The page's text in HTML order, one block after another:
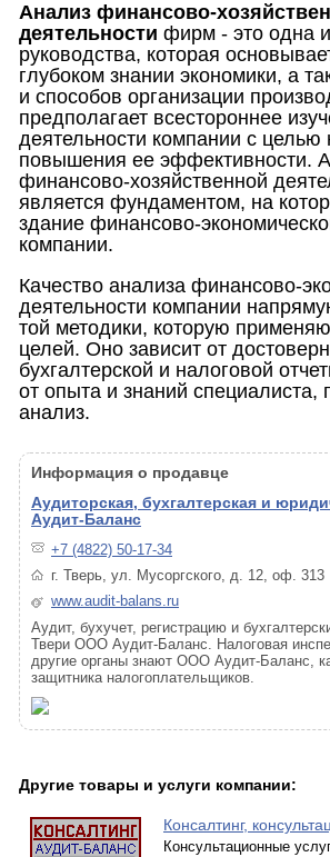
Анализ финансово-
деятельности фирм - это одна
руководства, которая
глубоком знании экономики, а
и способов организации
предполагает всестороннее
деятельности компании с целью
повышения ее эффективности.
финансово-хозяйственной
является фундаментом, на
здание финансово-
компании.
Качество анализа финансово-
деятельности компании
той методики, которую
целей. Оно зависит от
бухгалтерской и налоговой
от опыта и знаний специалиста,
анализ.
Информация о продавце
Аудиторская, бухгалтерская и
Аудит-Баланс
+7 (4822) 50-17-34
г. Тверь, ул. Мусоргского, д. 12, оф. 313
www.audit-balans.ru
Аудит, бухучет, регистрацию и
Твери ООО Аудит-Баланс. Налоговая
другие органы знают ООО Аудит-Баланс,
защитника налогоплательщиков.
Другие товары и услуги компании:
Консалтинг,
Консультационные